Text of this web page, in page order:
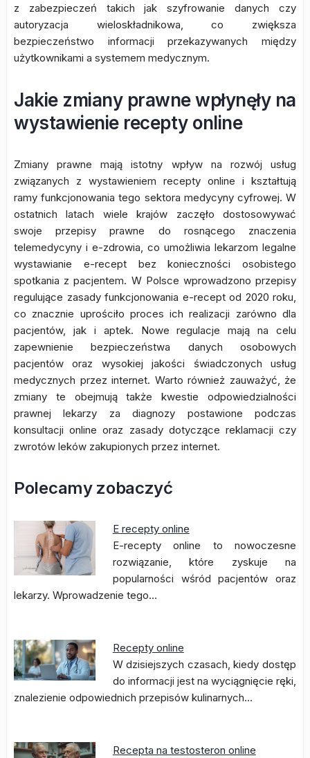
z zabezpieczeń takich jak szyfrowanie danych czy
autoryzacja wieloskładnikowa, co zwiększa
bezpieczeństwo informacji przekazywanych między
użytkownikami a systemem medycznym.
Jakie zmiany prawne wpłynęły na
wystawienie recepty online
Zmiany prawne mają istotny wpływ na rozwój usług
związanych z wystawieniem recepty online i kształtują
ramy funkcjonowania tego sektora medycyny cyfrowej. W
ostatnich latach wiele krajów zaczęło dostosowywać
swoje przepisy prawne do rosnącego znaczenia
telemedycyny i e-zdrowia, co umożliwia lekarzom legalne
wystawianie e-recept bez konieczności osobistego
spotkania z pacjentem. W Polsce wprowadzono przepisy
regulujące zasady funkcjonowania e-recept od 2020 roku,
co znacznie uprościło proces ich realizacji zarówno dla
pacjentów, jak i aptek. Nowe regulacje mają na celu
zapewnienie bezpieczeństwa danych osobowych
pacjentów oraz wysokiej jakości świadczonych usług
medycznych przez internet. Warto również zauważyć, że
zmiany te obejmują także kwestie odpowiedzialności
prawnej lekarzy za diagnozy postawione podczas
konsultacji online oraz zasady dotyczące reklamacji czy
zwrotów leków zakupionych przez internet.
Polecamy zobaczyć
E recepty online
E-recepty online to nowoczesne
rozwiązanie, które zyskuje na
popularności wśród pacjentów oraz
lekarzy. Wprowadzenie tego…
Recepty online
W dzisiejszych czasach, kiedy dostęp
do informacji jest na wyciągnięcie ręki,
znalezienie odpowiednich przepisów kulinarnych…
Recepta na testosteron online